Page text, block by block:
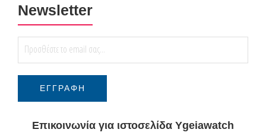
Newsletter
Επικοινωνία για ιστοσελίδα Ygeiawatch